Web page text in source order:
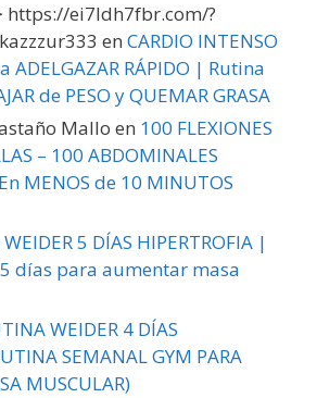
https://ei7ldh7fbr.com/?
en CARDIO INTENSO
ADELGAZAR RÁPIDO | Rutina
de PESO y QUEMAR GRASA
Mallo en 100 FLEXIONES
– 100 ABDOMINALES
En MENOS de 10 MINUTOS
5 DÍAS HIPERTROFIA |
días para aumentar masa
WEIDER 4 DÍAS
SEMANAL GYM PARA
MUSCULAR)